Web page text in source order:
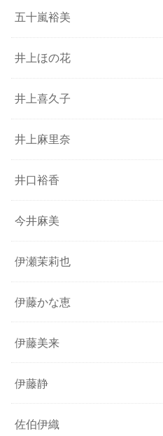
五十嵐裕美
井上ほの花
井上喜久子
井上麻里奈
井口裕香
今井麻美
伊瀬茉莉也
伊藤かな恵
伊藤美来
伊藤静
佐伯伊織